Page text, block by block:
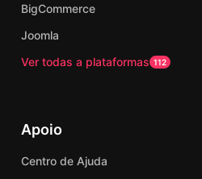
BigCommerce
Joomla
Ver todas a plataformas 112
Apoio
Centro de Ajuda